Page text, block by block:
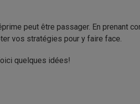
peut être passager. En prenant
vos stratégies pour y faire face.
quelques idées!